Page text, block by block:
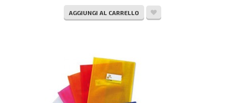
AGGIUNGI AL CARRELLO